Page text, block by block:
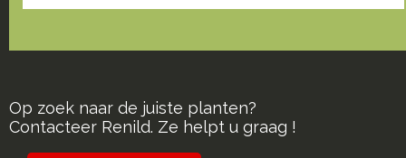
Op zoek naar de juiste planten?
Contacteer Renild. Ze helpt u graag !